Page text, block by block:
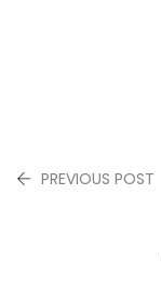
PREVIOUS POST